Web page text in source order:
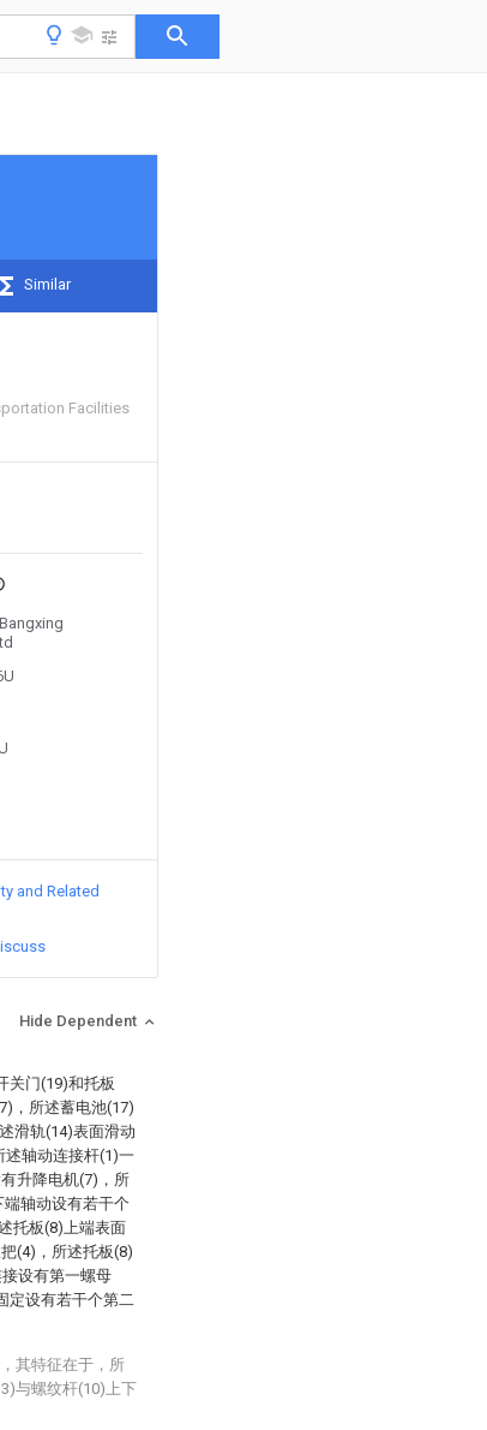
Similar
Facilities
and Related
Hide Dependent
关门(19)和托板
，所述蓄电池(17)
滑轨(14)表面滑动
轴动连接杆(1)一
升降电机(7)，所
轴动设有若干个
托板(8)上端表面
(4)，所述托板(8)
设有第一螺母
定设有若干个第二
其特征在于，所
与螺纹杆(10)上下